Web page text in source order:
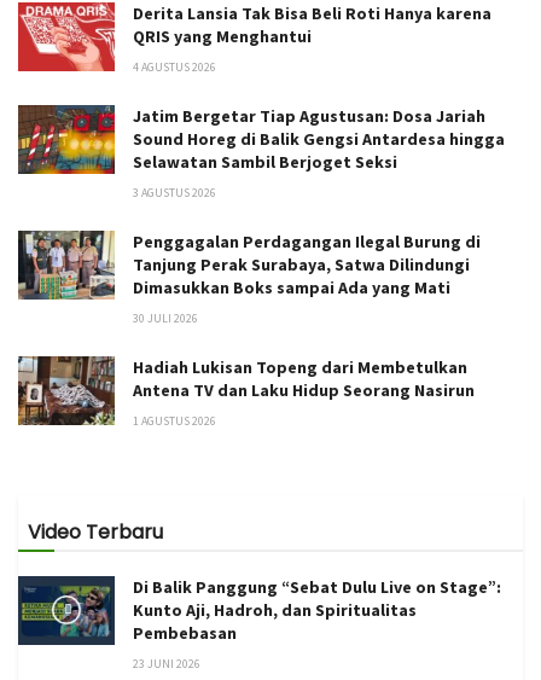
Derita Lansia Tak Bisa Beli Roti Hanya karena
QRIS yang Menghantui
4 AGUSTUS 2026
Jatim Bergetar Tiap Agustusan: Dosa Jariah
Sound Horeg di Balik Gengsi Antardesa hingga
Selawatan Sambil Berjoget Seksi
3 AGUSTUS 2026
Penggagalan Perdagangan Ilegal Burung di
Tanjung Perak Surabaya, Satwa Dilindungi
Dimasukkan Boks sampai Ada yang Mati
30 JULI 2026
Hadiah Lukisan Topeng dari Membetulkan
Antena TV dan Laku Hidup Seorang Nasirun
1 AGUSTUS 2026
Video Terbaru
Di Balik Panggung “Sebat Dulu Live on Stage”:
Kunto Aji, Hadroh, dan Spiritualitas
Pembebasan
23 JUNI 2026